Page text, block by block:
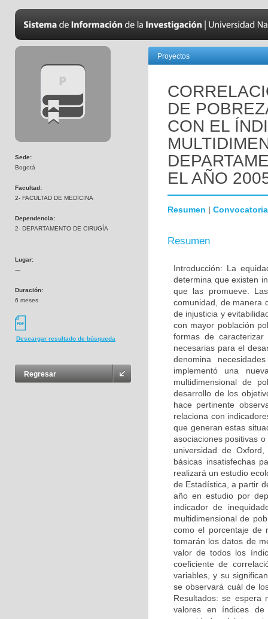
Sede:
Bogotá
Facultad:
2- FACULTAD DE MEDICINA
Dependencia:
2- DEPARTAMENTO DE CIRUGÍA
Lugar:
---
Duración:
6 meses
Descargar resultado de búsqueda
Regresar
Proyectos
DE
CON EL
EL AÑO
Resumen | Convocatoria
Resumen
Introducción: La
determina que existen
que las promueve.
comunidad, de manera
de injusticia y
con mayor población
formas de
necesarias para el
denomina
implementó una
multidimensional de
desarrollo de los
hace pertinente
relaciona con
que generan estas
asociaciones positivas
universidad de
básicas insatisfechas
realizará un estudio
de Estadística, a partir
año en estudio por
indicador de
multidimensional de
como el porcentaje de
tomarán los datos de
valor de todos los
coeficiente de
variables, y su
se observará cuál de
Resultados: se espera
valores en índices